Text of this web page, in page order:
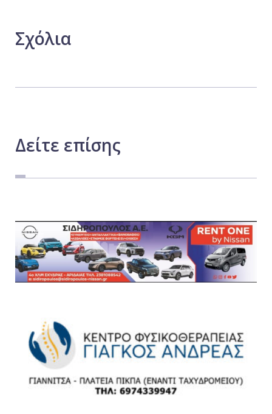
Σχόλια
Δείτε επίσης